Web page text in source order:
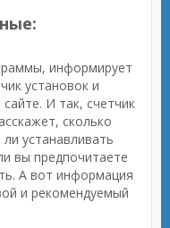
информирует
установок и
И так, счетчик
сколько
устанавливать
вы предпочитаете
А вот информация
и рекомендуемый